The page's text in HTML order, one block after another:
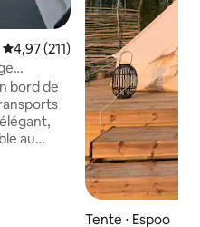
Évaluation moyenne sur la
4,97 (211)
bord de
au
Tente ⋅ Espoo